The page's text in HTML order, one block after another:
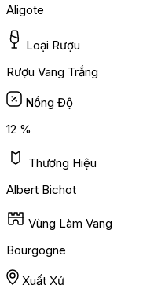
Aligote
Loại Rượu
Rượu Vang Trắng
Nồng Độ
12 %
Thương Hiệu
Albert Bichot
Vùng Làm Vang
Bourgogne
Xuất Xứ